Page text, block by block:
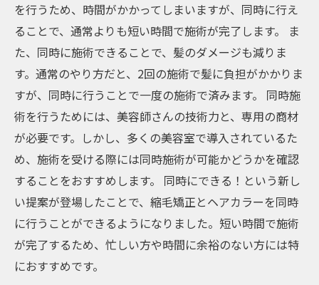
を行うため、時間がかかってしまいますが、同時に行え
ることで、通常よりも短い時間で施術が完了します。 ま
た、同時に施術できることで、髪のダメージも減りま
す。通常のやり方だと、2回の施術で髪に負担がかかりま
すが、同時に行うことで一度の施術で済みます。 同時施
術を行うためには、美容師さんの技術力と、専用の商材
が必要です。しかし、多くの美容室で導入されているた
め、施術を受ける際には同時施術が可能かどうかを確認
することをおすすめします。 同時にできる！という新し
い提案が登場したことで、縮毛矯正とヘアカラーを同時
に行うことができるようになりました。短い時間で施術
が完了するため、忙しい方や時間に余裕のない方には特
におすすめです。